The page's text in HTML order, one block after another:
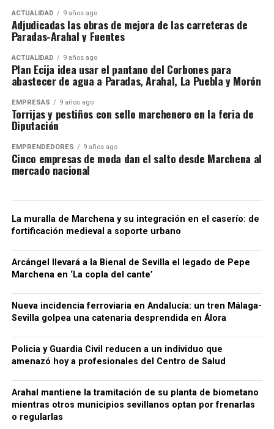
ACTUALIDAD 9 años ago
Adjudicadas las obras de mejora de las carreteras de
Paradas-Arahal y Fuentes
ACTUALIDAD 9 años ago
Plan Ecija idea usar el pantano del Corbones para
abastecer de agua a Paradas, Arahal, La Puebla y Morón
EMPRESAS 9 años ago
Torrijas y pestiños con sello marchenero en la feria de
Diputación
EMPRENDEDORES 9 años ago
Cinco empresas de moda dan el salto desde Marchena al
mercado nacional
La muralla de Marchena y su integración en el caserío: de
fortificación medieval a soporte urbano
Arcángel llevará a la Bienal de Sevilla el legado de Pepe
Marchena en ‘La copla del cante’
Nueva incidencia ferroviaria en Andalucía: un tren Málaga-
Sevilla golpea una catenaria desprendida en Álora
Policia y Guardia Civil reducen a un individuo que
amenazó hoy a profesionales del Centro de Salud
Arahal mantiene la tramitación de su planta de biometano
mientras otros municipios sevillanos optan por frenarlas
o regularlas